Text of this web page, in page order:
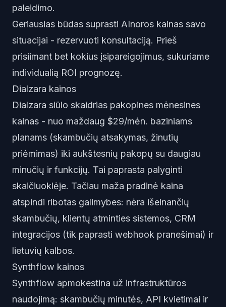
paleidimo.
Geriausias būdas suprasti AInoros kainas savo
situacijai - rezervuoti konsultaciją. Prieš
prisiimant bet kokius įsipareigojimus, sukuriame
individualią ROI prognozę.
Dialzara kainos
Dialzara siūlo skaidrias pakopines mėnesines
kainas - nuo maždaug $29/mėn. baziniams
planams (skambučių atsakymas, žinutių
priėmimas) iki aukštesnių pakopų su daugiau
minučių ir funkcijų. Tai paprasta palyginti
skaičiuoklėje. Tačiau maža pradinė kaina
atspindi ribotas galimybes: nėra išeinančių
skambučių, klientų atminties sistemos, CRM
integracijos (tik paprasti webhook pranešimai) ir
lietuvių kalbos.
Synthflow kainos
Synthflow apmokestina už infrastruktūros
naudojimą: skambučių minutės, API kvietimai ir